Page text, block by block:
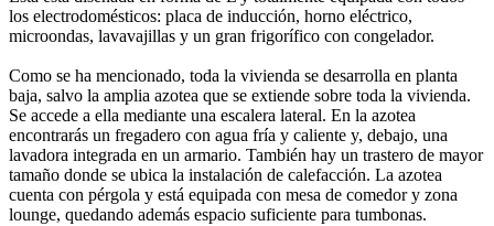
los electrodomésticos: placa de inducción, horno eléctrico,
microondas, lavavajillas y un gran frigorífico con congelador.
Como se ha mencionado, toda la vivienda se desarrolla en planta
baja, salvo la amplia azotea que se extiende sobre toda la vivienda.
Se accede a ella mediante una escalera lateral. En la azotea
encontrarás un fregadero con agua fría y caliente y, debajo, una
lavadora integrada en un armario. También hay un trastero de mayor
tamaño donde se ubica la instalación de calefacción. La azotea
cuenta con pérgola y está equipada con mesa de comedor y zona
lounge, quedando además espacio suficiente para tumbonas.